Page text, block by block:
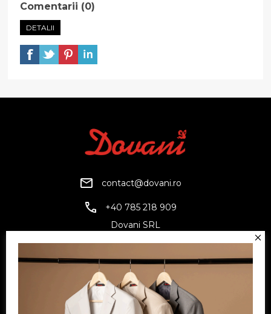
Comentarii (0)
DETALII
contact@dovani.ro
+40 785 218 909
Dovani SRL
Reg. Com.: J07/1134/1994
Facebook
TwitterYouTube